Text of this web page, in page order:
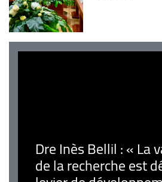
Dre Inès Bellil : « La
de la recherche est